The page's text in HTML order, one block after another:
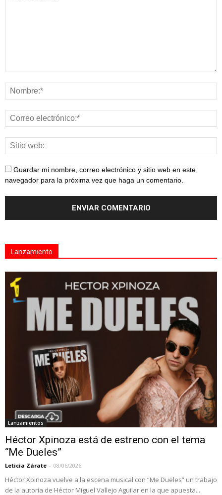
Guardar mi nombre, correo electrónico y sitio web en este
navegador para la próxima vez que haga un comentario.
Lanzamiento
Lanzamientos
Héctor Xpinoza está de estreno con el tema
“Me Dueles”
Leticia Zárate - 08/06/2026
Héctor Xpinoza vuelve a la escena musical con “Me Dueles” un trabajo
de la autoría de Héctor Miguel Vallejo Aguilar en la que apuesta...